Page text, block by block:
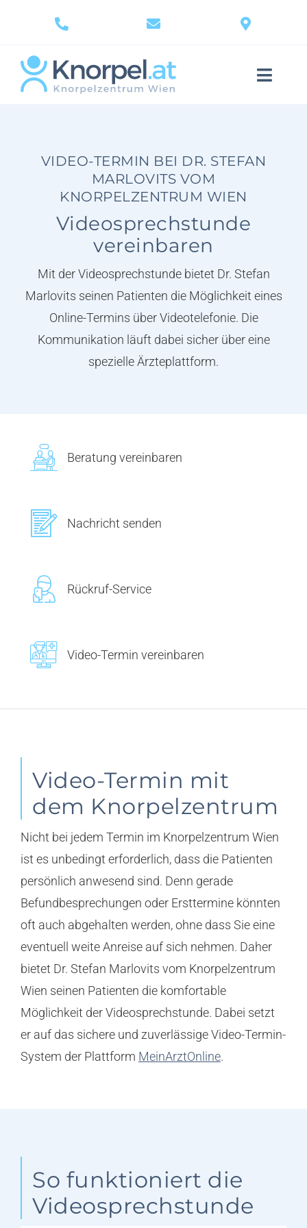
content
Toggle
Diagnostik
Behandlung & Therapie
Knorpel Wissen
Knorpel News
nach:
VIDEO-TERMIN BEI DR. STEFAN
MARLOVITS VOM
KNORPELZENTRUM WIEN
Videosprechstunde
vereinbaren
Mit der Videosprechstunde bietet Dr. Stefan
Marlovits seinen Patienten die Möglichkeit eines
Online-Termins über Videotelefonie. Die
Kommunikation läuft dabei sicher über eine
spezielle Ärzteplattform.
Beratung vereinbaren
Nachricht senden
Rückruf-Service
Video-Termin vereinbaren
Video-Termin mit
dem Knorpelzentrum
Nicht bei jedem Termin im Knorpelzentrum Wien
ist es unbedingt erforderlich, dass die Patienten
persönlich anwesend sind. Denn gerade
Befundbesprechungen oder Ersttermine könnten
oft auch abgehalten werden, ohne dass Sie eine
eventuell weite Anreise auf sich nehmen. Daher
bietet Dr. Stefan Marlovits vom Knorpelzentrum
Wien seinen Patienten die komfortable
Möglichkeit der Videosprechstunde. Dabei setzt
er auf das sichere und zuverlässige Video-Termin-
System der Plattform MeinArztOnline.
So funktioniert die
Videosprechstunde